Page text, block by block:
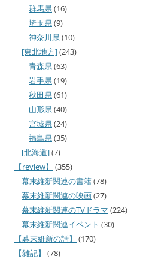
群馬県(16)
埼玉県(9)
神奈川県(10)
[東北地方](243)
青森県(63)
岩手県(19)
秋田県(61)
山形県(40)
宮城県(24)
福島県(35)
[北海道](7)
【review】
(355)
幕末維新関連の書籍(78)
幕末維新関連の映画(27)
幕末維新関連のTVドラマ (224)
幕末維新関連イベント (30)
【幕末維新の話】
(170)
【雑記】
(78)